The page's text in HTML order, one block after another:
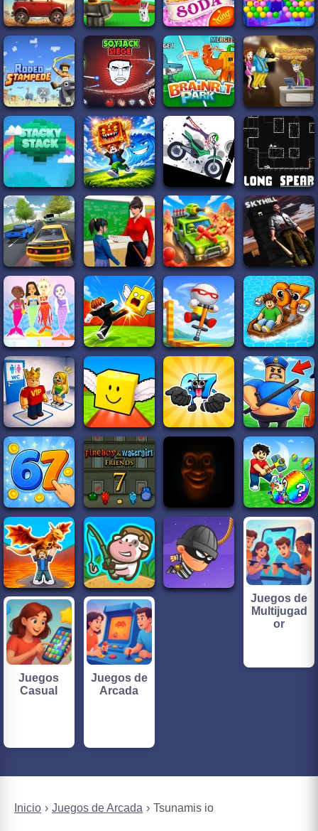
Inicio Juegos de Arcada Tsunamis io
Juegos de
Multijugad
or
Juegos
Casual
Juegos de
Arcada